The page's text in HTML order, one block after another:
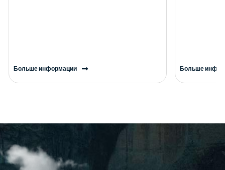
Больше информации Больше